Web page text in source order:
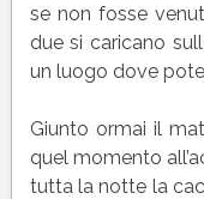
se non fosse
due si caricano
un luogo dove
Giunto ormai il
quel momento
tutta la notte la